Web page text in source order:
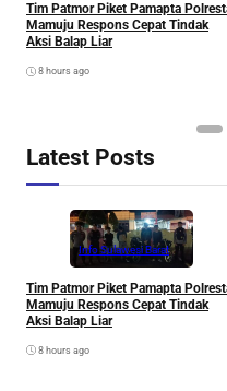
Tim Patmor Piket Pamapta
Mamuju Respons Cepat Tindak
Aksi Balap Liar
8 hours ago
Latest Posts
Info Sulawesi Barat
Tim Patmor Piket Pamapta
Mamuju Respons Cepat Tindak
Aksi Balap Liar
8 hours ago